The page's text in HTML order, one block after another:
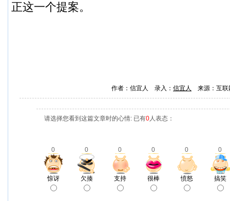
正这一个提案。
作者：信宜人 录入： 信宜人 来源：互
请选择您看到这篇文章时的心情: 已有0人表态：
0 0 0 0 0 0
惊讶 欠揍 支持 很棒 愤怒 搞笑